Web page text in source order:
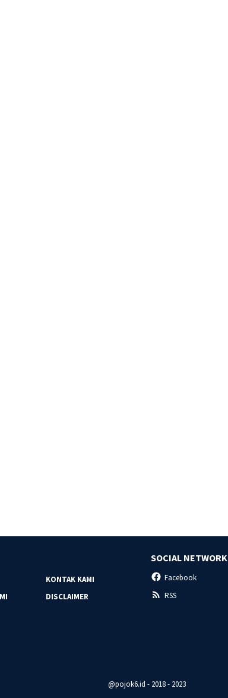
KONTAK KAMI
DISCLAIMER
SOCIAL NETWORK
Facebook
RSS
@pojok6.id - 2018 - 2023